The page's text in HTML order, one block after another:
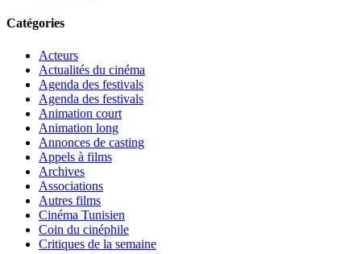
Catégories
Acteurs
Actualités du cinéma
Agenda des festivals
Agenda des festivals
Animation court
Animation long
Annonces de casting
Appels à films
Archives
Associations
Autres films
Cinéma Tunisien
Coin du cinéphile
Critiques de la semaine